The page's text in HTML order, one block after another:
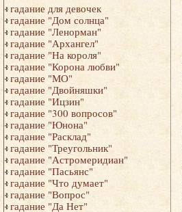
гадание для девочек
гадание "Дом солнца"
гадание "Ленорман"
гадание "Архангел"
гадание "На короля"
гадание "Корона любви"
гадание "МО"
гадание "Двойняшки"
гадание "Ицзин"
гадание "300 вопросов"
гадание "Юнона"
гадание "Расклад"
гадание "Треугольник"
гадание "Астромеридиан"
гадание "Пасьянс"
гадание "Что думает"
гадание "Вопрос"
гадание "Да Нет"